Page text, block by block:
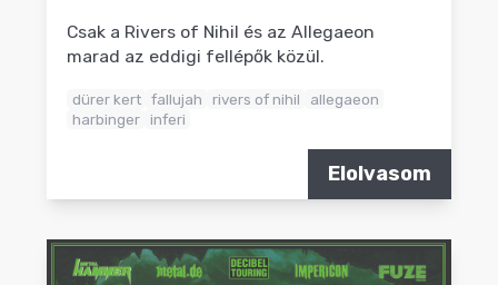
Csak a Rivers of Nihil és az Allegaeon
marad az eddigi fellépők közül.
dürer kert fallujah rivers of nihil
allegaeon
harbinger inferi
Elolvasom